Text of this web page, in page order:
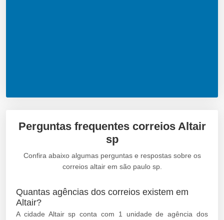
Perguntas frequentes correios Altair
sp
Confira abaixo algumas perguntas e respostas sobre os
correios altair em são paulo sp.
Quantas agências dos correios existem em
Altair?
A cidade Altair sp conta com 1 unidade de agência dos